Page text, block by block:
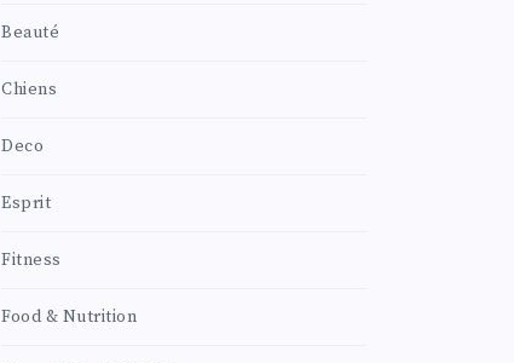
Beauté
Chiens
Deco
Esprit
Fitness
Food & Nutrition